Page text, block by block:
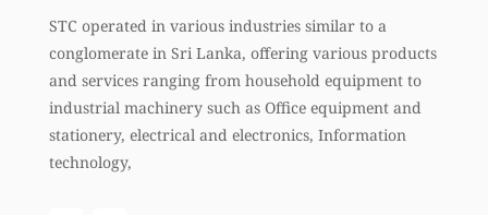
STC operated in various industries similar to a
conglomerate in Sri Lanka, offering various products
and services ranging from household equipment to
industrial machinery such as Office equipment and
stationery, electrical and electronics, Information
technology,